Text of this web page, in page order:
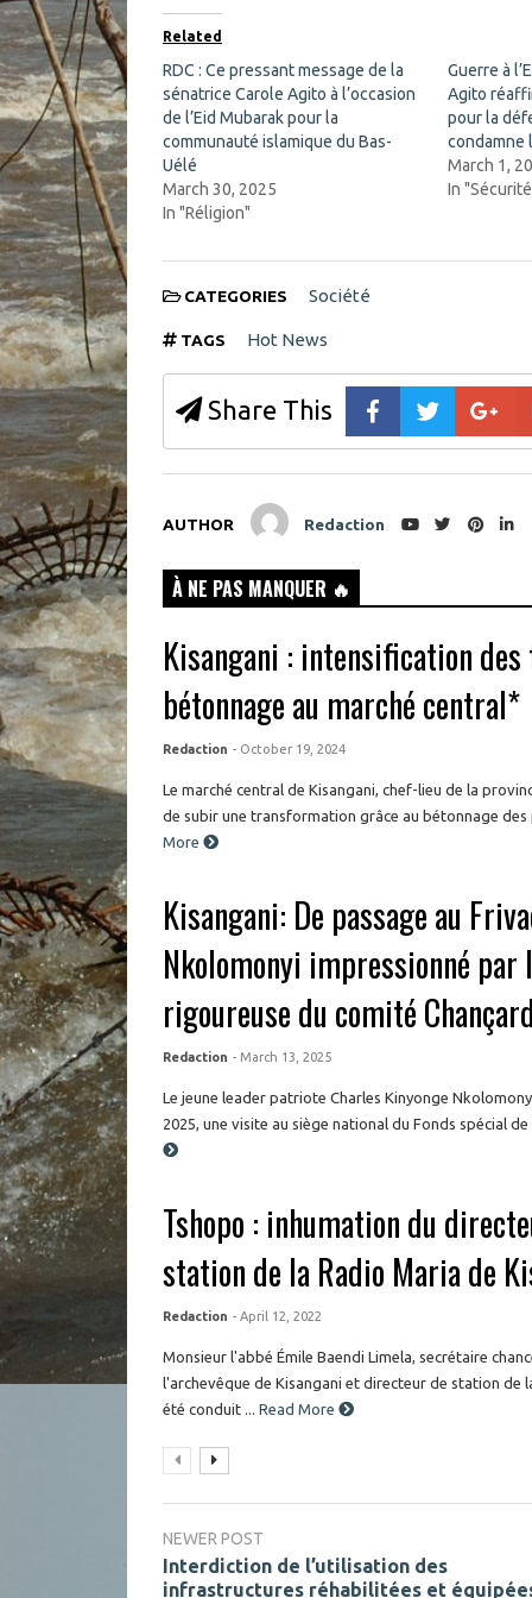
b
o
o
k
(
O
p
e
n
s
i
n
n
e
i
d
)
i
n
n
e
w
w
d
o
w
Related
RDC : Ce pressant message de la
sénatrice Carole Agito à l’occasion
de l’Eid Mubarak pour la
communauté islamique du Bas-
Uélé
March 30, 2025
In "Réligion"
Guerre à
Agito
pour la
condamne
March 1,
In
CATEGORIES Société
TAGS Hot News
Share This
AUTHOR Redaction
À NE PAS MANQUER 🔥
Kisangani : intensification des
bétonnage au marché central*
Redaction - October 19, 2024
Le marché central de Kisangani, chef-lieu de la
de subir une transformation grâce au bétonnage des
More
Kisangani: De passage au
Nkolomonyi impressionné par
rigoureuse du comité
Redaction - March 13, 2025
Le jeune leader patriote Charles Kinyonge
2025, une visite au siège national du Fonds spécial
Tshopo : inhumation du
station de la Radio Maria de
Redaction - April 12, 2022
Monsieur l'abbé Émile Baendi Limela, secrétaire
l'archevêque de Kisangani et directeur de station de
été conduit ... Read More
NEWER POST
Interdiction de l’utilisation des
infrastructures réhabilitées et